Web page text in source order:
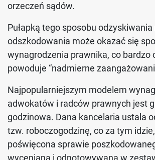
orzeczeń sądów.
Pułapką tego sposobu
odszkodowania może okazać się
wynagrodzenia prawnika, co bardzo
powoduje “nadmierne
Najpopularniejszym modelem
adwokatów i radców prawnych jest
godzinowa. Dana kancelaria ustala
tzw. roboczogodzinę, co za tym
poświęcona sprawie